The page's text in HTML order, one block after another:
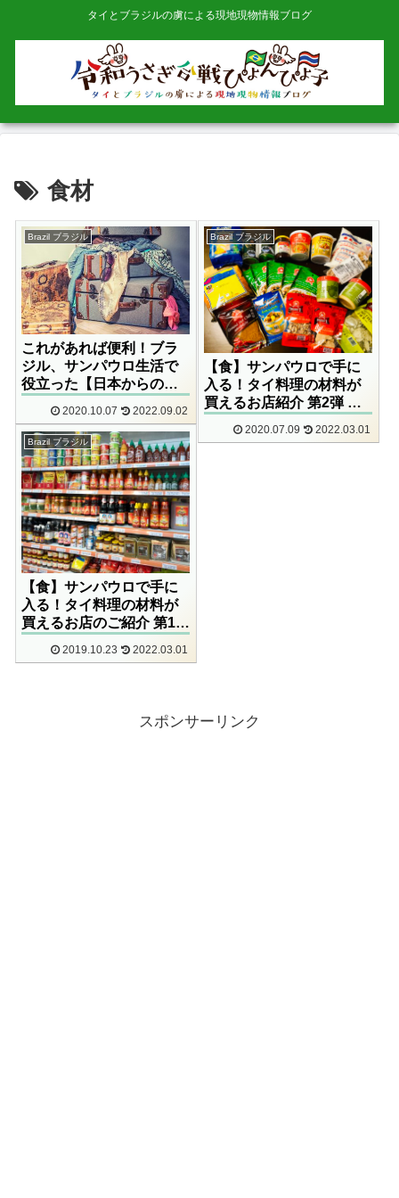
タイとブラジルの虜による現地現物情報ブログ
食材
Brazil ブラジル
これがあれば便利！ブラ
ジル、サンパウロ生活で
役立った【日本からの持
2020.10.07 2022.09.02
Brazil ブラジル
【食】サンパウロで手に
入る！タイ料理の材料が
買えるお店紹介 第2弾 〜
ス編〜
2020.07.09 2022.03.01
Brazil ブラジル
【食】サンパウロで手に
入る！タイ料理の材料が
買えるお店のご紹介 第1
2019.10.23 2022.03.01
スポンサーリンク